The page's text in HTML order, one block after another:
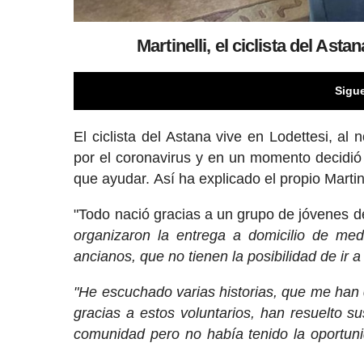
Martinelli, el ciclista del
El ciclista del Astana vive en Lodettesi, al
por el coronavirus y en un momento
que ayudar. Así ha explicado el propio
"Todo nació gracias a un grupo de jóvenes
organizaron la entrega a domicilio de
ancianos, que no tienen la posibilidad de ir
"He escuchado varias historias, que me
gracias a estos voluntarios, han resuelto
comunidad pero no había tenido la